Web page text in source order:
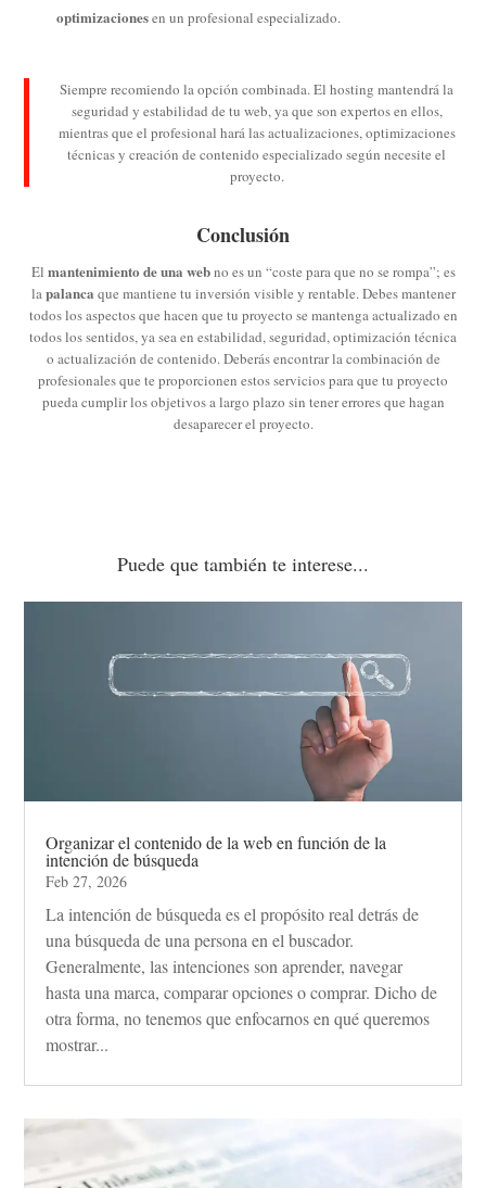
optimizacionesen un profesional especializado.
Siempre recomiendo la opción combinada. El hosting mantendrá la
seguridad y estabilidad de tu web, ya que son expertos en ellos,
mientras que el profesional hará las actualizaciones, optimizaciones
técnicas y creación de contenido especializado según necesite el
proyecto.
Conclusión
El mantenimiento de una webno es un “coste para que no se rompa”; es
lapalanca que mantiene tu inversión visible y rentable. Debes mantener
todos los aspectos que hacen que tu proyecto se mantenga actualizado en
todos los sentidos, ya sea en estabilidad, seguridad, optimización técnica
o actualización de contenido. Deberás encontrar la combinación de
profesionales que te proporcionen estos servicios para que tu proyecto
pueda cumplir los objetivos a largo plazo sin tener errores que hagan
desaparecer el proyecto.
Puede que también te interese...
Organizar el contenido de la web en función de la
intención de búsqueda
Feb 27, 2026
La intención de búsqueda es el propósito real detrás de
una búsqueda de una persona en el buscador.
Generalmente, las intenciones son aprender, navegar
hasta una marca, comparar opciones o comprar. Dicho de
otra forma, no tenemos que enfocarnos en qué queremos
mostrar...